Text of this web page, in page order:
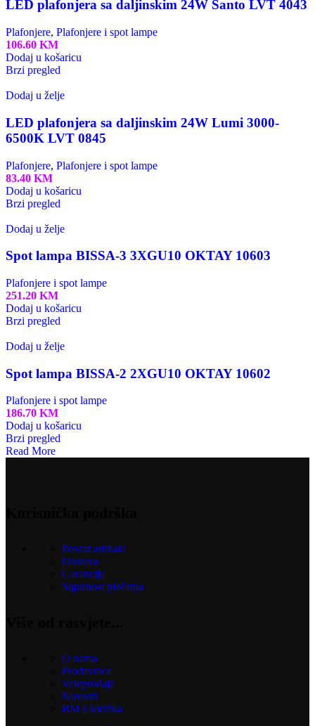
LED plafonjera sa daljinskim 24W Santo LVT 4043
Plafonjere, Plafonjere i spot lampe
106.60 KM
Dodaj u košaricu
Brzi pregled
Dodaj u želje
LED plafonjera sa daljinskim 24W Lumi 3000-
6500K LVT 0845
Plafonjere, Plafonjere i spot lampe
83.40 KM
Dodaj u košaricu
Brzi pregled
Dodaj u želje
Spot lampa BISSA-3 3XGU10 OKTAY 10603
Plafonjere i spot lampe
251.20 KM
Dodaj u košaricu
Brzi pregled
Dodaj u želje
Spot lampa BISSA-2 2XGU10 OKTAY 10602
Plafonjere i spot lampe
186.70 KM
Dodaj u košaricu
Brzi pregled
Read More
Povrat artikala
Dostava
Garancija
Sigurnost plaćanja
O nama
Prodavnice
Veleprodaja
Novosti
BM Elektrika